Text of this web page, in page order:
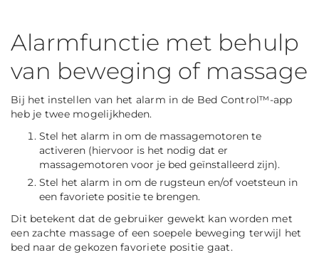
Alarmfunctie met behulp
van beweging of massage
Bij het instellen van het alarm in de Bed Control™-app
heb je twee mogelijkheden.
Stel het alarm in om de massagemotoren te
activeren (hiervoor is het nodig dat er
massagemotoren voor je bed geïnstalleerd zijn).
Stel het alarm in om de rugsteun en/of voetsteun in
een favoriete positie te brengen.
Dit betekent dat de gebruiker gewekt kan worden met
een zachte massage of een soepele beweging terwijl het
bed naar de gekozen favoriete positie gaat.